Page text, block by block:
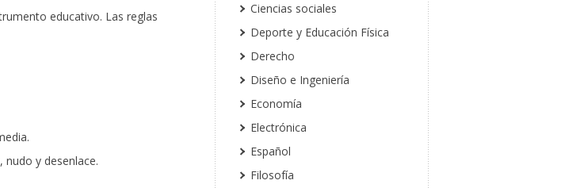
educativo. Las reglas
nudo y desenlace.
Ciencias sociales
Deporte y Educación Física
Derecho
Diseño e Ingeniería
Economía
Electrónica
Español
Filosofía